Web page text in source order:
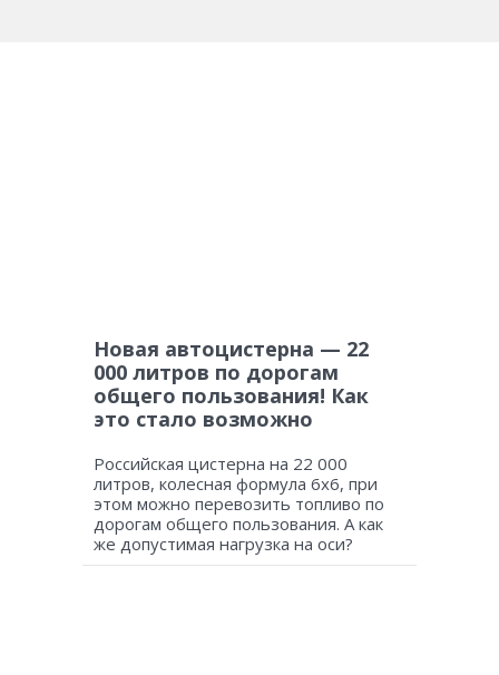
Новая автоцистерна — 22
000 литров по дорогам
общего пользования! Как
это стало возможно
Российская цистерна на 22 000
литров, колесная формула 6х6, при
этом можно перевозить топливо по
дорогам общего пользования. А как
же допустимая нагрузка на оси?